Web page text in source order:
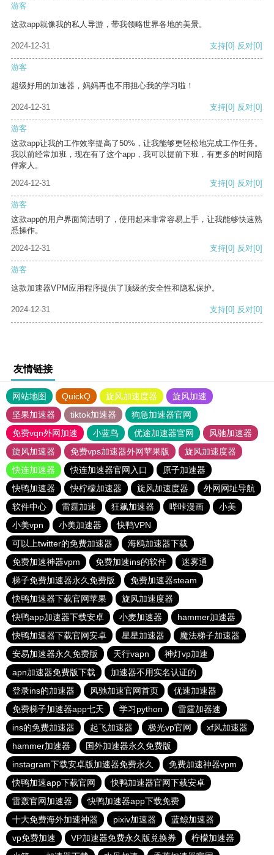
游客
这款app就像我的私人导游，带我领略世界各地的美景。
2024-12-31 支持[0] 反对[0]
游客
超级好用的加速器，妈妈再也不用担心我的学习啦！
2024-12-31 支持[0] 反对[0]
游客
这款app让我的工作效率提高了50%，让我能够更轻松地完成工作任务。
我以前经常加班，现在有了这个app，我可以提前下班，有更多的时间陪
伴家人。
2024-12-31
支持[0] 反对[0]
游客
这款app的用户界面简洁明了，使用起来非常容易上手，让我能够快速熟
悉操作。
2024-12-31
支持[0] 反对[0]
游客
这款加速器VPM应用程序提供了顶级的安全性和隐私保护。
2024-12-31 支持[0] 反对[0]
友情链接
网站地图 QuickQ 旋风加速度器
旋风加速
坚果加速器
tiktok加速器
狗急加速器官网
免费vqn外网加速
小蓝鸟 优途加速器官网
风驰加速器
旋风加速器
免费vps加速器外网苹果版
旋风加速度器
快连加速器
快连加速器官网入口
原子加速器
快鸭加速器
快柠檬加速器 旋风加速度器
外网网址导航
软件中心
雷霆加速 狂飙加速器 哔咔漫画
小美
小美vpn
小美加速器
快鸭VPN
可以上twitter的免费加速器
海鸥加速器下载
免费加速神器vpm
免费加速ins的软件
迷雾通
梯子免费加速器永久免费版
免费加速器steam
快鸭加速器下载官网苹果
旋风加速度器
快鸭app加速器下载安卓
小麦加速器
hammer加速器
快鸭加速器下载官网安卓
星星加速器
魔法梯子加速器
安易加速器永久免费版
天行vapn
神灯vp加速
apn加速器免费版下载
加速器不用实名认证的
登录ins的加速器
风驰加速官网首页
优速加速器
免费梯子加速器app七天
学习python
雷霆加器速
ins的免费加速器
起飞加速器 极光vp官网
xf风加速器
hammer加速器
国外加速器永久免费版
instagram下载安卓版加速器免费永久
免费加速神器vpm
快鸭加速app下载官网
快鸭加速器官网下载安卓
雷轰官网加速器
快鸭加速器app下载免费
十大免费海外加速神器
pixiv加速器
蓝鲸加速器
vp免费加速
VP加速器免费永久版兑换券
柠檬加速器